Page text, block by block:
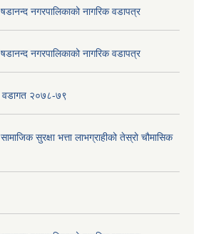
नगरपालिकाको नागरिक वडापत्र
नगरपालिकाको नागरिक वडापत्र
वडागत २०७८-७९
सुरक्षा भत्ता लाभग्राहीको तेस्रो चौमासिक